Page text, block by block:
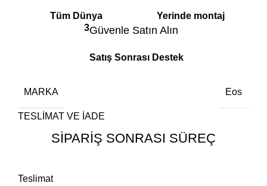
Tüm Dünya
Yerinde montaj
3Güvenle Satın Alın
Satış Sonrası Destek
MARKA Eos
TESLİMAT VE İADE
SİPARİŞ SONRASI SÜREÇ
Teslimat